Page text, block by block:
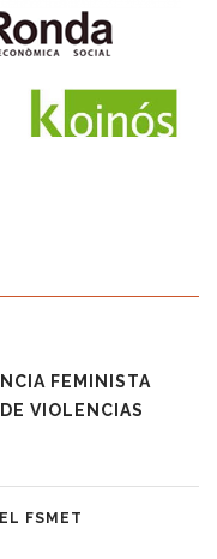
FEMINISTA
VIOLENCIAS
FSMET